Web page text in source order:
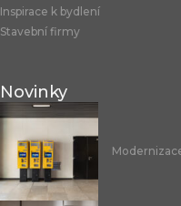
Inspirace k bydlení
Stavební firmy
Novinky